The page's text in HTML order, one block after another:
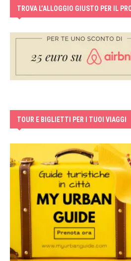
TROVA L’ALLOGGIO GIUSTO PER IL
TOUR E BIGLIETTI PER I TUOI VIAGGI